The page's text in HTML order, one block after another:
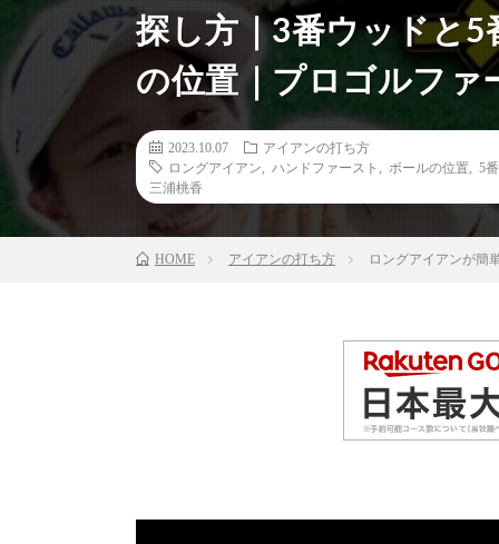
探し方｜3番ウッドと
の位置｜プロゴルファ
2023.10.07
アイアンの打ち方
ロングアイアン
ハンドファースト ボールの位置
5
三浦桃香
HOME アイアンの打ち方 ロングアイアンが簡